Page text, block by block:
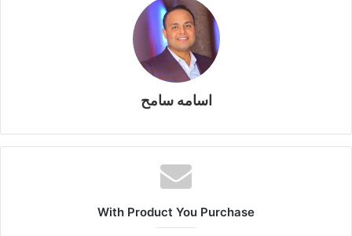
اسامه سامح
With Product You Purchase